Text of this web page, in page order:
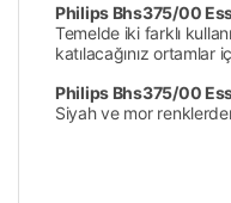
Philips Bhs375/00
Temelde iki farklı
katılacağınız ortamlar
Philips Bhs375/00
Siyah ve mor